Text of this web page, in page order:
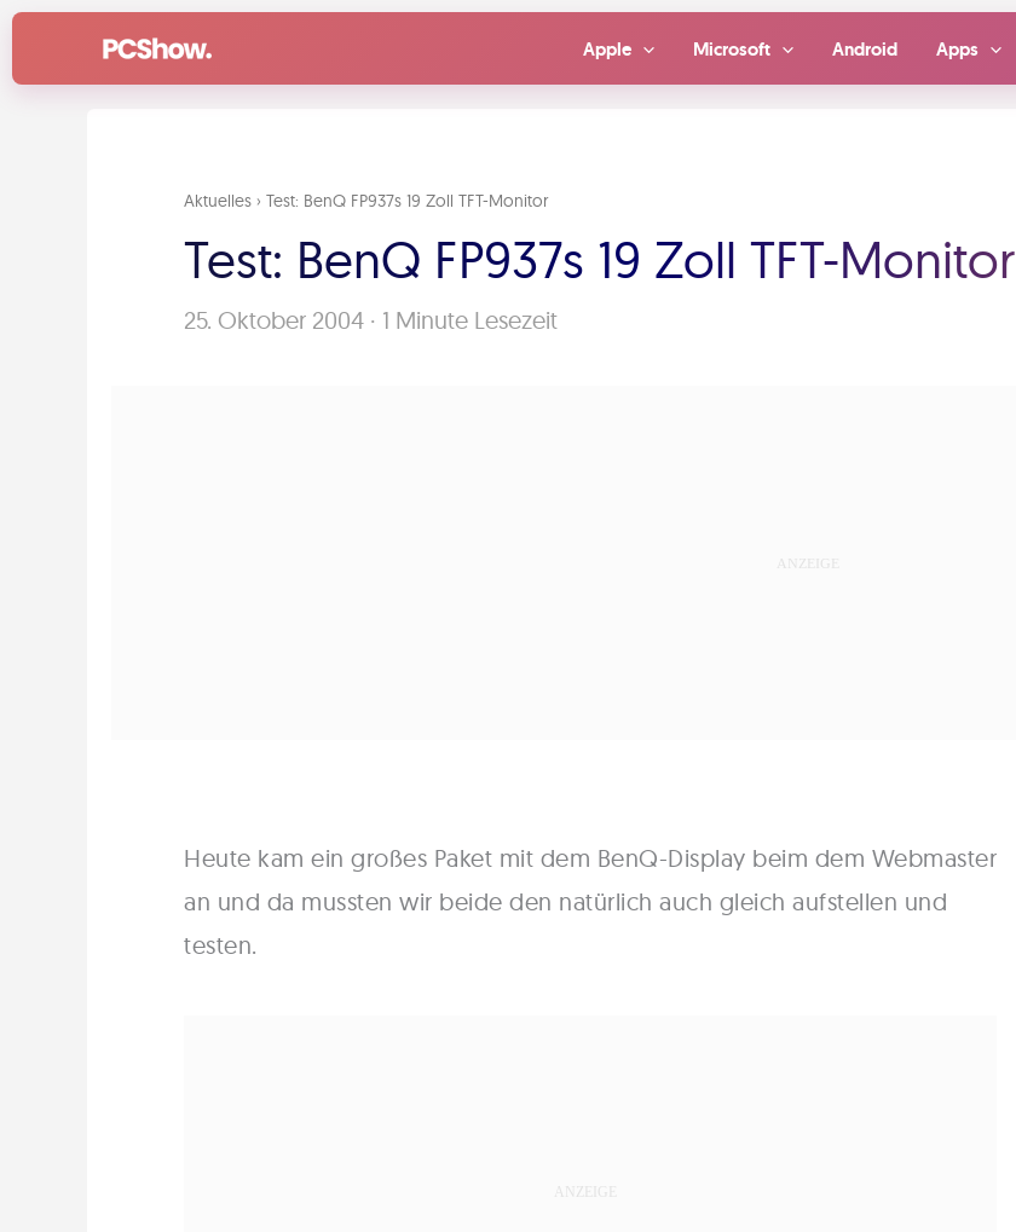
Inhalt
Apple Microsoft Android Apps
Aktuelles › Test: BenQ FP937s 19 Zoll TFT-Monitor
Test: BenQ FP937s 19 Zoll TFT-Monitor
25. Oktober 2004 · 1 Minute Lesezeit
Heute kam ein großes Paket mit dem BenQ-Display beim dem Webmaster
an und da mussten wir beide den natürlich auch gleich aufstellen und
testen.